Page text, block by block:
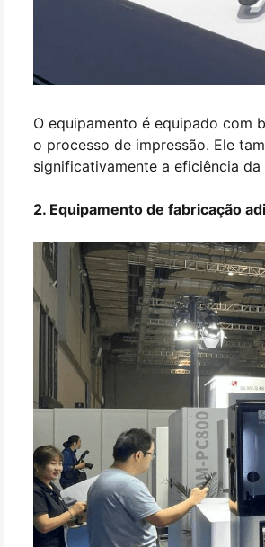
O equipamento é equipado com
o processo de impressão. Ele
significativamente a eficiência
2. Equipamento de fabricação